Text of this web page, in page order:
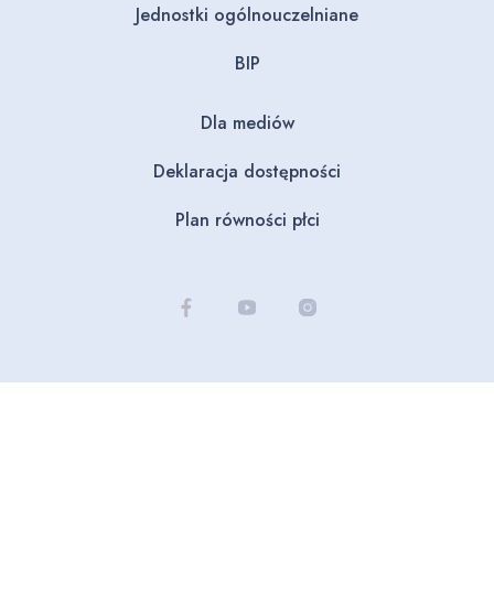
Jednostki ogólnouczelniane
BIP
Dla mediów
Deklaracja dostępności
Plan równości płci